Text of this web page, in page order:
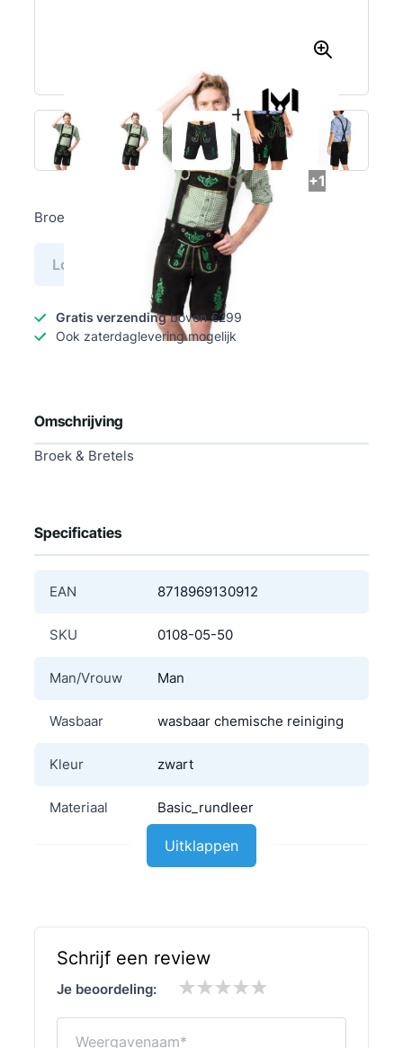
+1
Broek & Bretels
Log in voor prijs
Gratis verzendingboven €299
Ook zaterdaglevering mogelijk
Omschrijving
Broek & Bretels
Specificaties
EAN 8718969130912
SKU 0108-05-50
Man/Vrouw Man
Wasbaar wasbaar chemische reiniging
Kleur zwart
Materiaal Basic_rundleer
Uitklappen
Schrijf een review
Je beoordeling: